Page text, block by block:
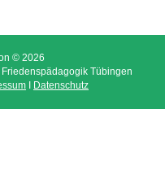
© 2026
Tübingen
I Datenschutz